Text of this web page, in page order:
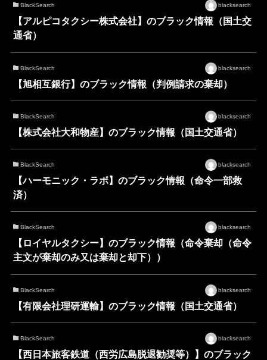
BlackSearch blacksearch
【アルピコタクシー株式会社】のブラック情報（国土交
通省）
BlackSearch blacksearch
【旭相互銀行】のブラック情報（判例請求の棄却）
BlackSearch blacksearch
【株式会社大和物産】のブラック情報（国土交通省）
BlackSearch blacksearch
【ハーモニック・ラボ】のブラック情報（命令一部救
済）
BlackSearch blacksearch
【ロイヤルタクシー】のブラック情報（命令棄却（命令
主文が棄却のみ又は棄却と却下））
BlackSearch blacksearch
【有限会社理研運輸】のブラック情報（国土交通省）
BlackSearch blacksearch
【西日本旅客鉄道（西労広島脱退勧奨等）】のブラック